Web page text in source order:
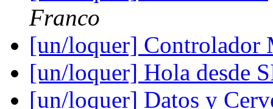
Franco
[un/loquer]
[un/loquer] Hola desde
[un/loquer] Datos y